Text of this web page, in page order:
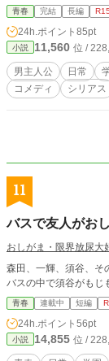
と
うキ
っているの
し
青春 完結 長編 R15
24h.ポイント 85pt
小説 11,560 位 /
男主人公 日常
コメディ
シリアス
11
バスで友人がお
おしがま・限界放尿
森田、一輝、須谷、そ
バスの中で須谷がもじ
青春 連載中 短編
24h.ポイント 56pt
小説 14,855 位 /